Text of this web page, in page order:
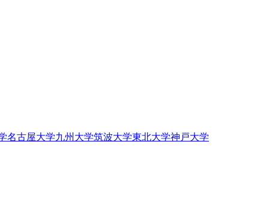
名古屋大学九州大学筑波大学東北大学神戸大学